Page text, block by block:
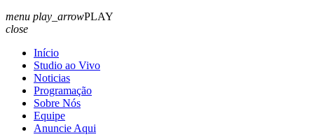
menu play_arrowPLAY
close
Início
Studio ao Vivo
Noticias
Programação
Sobre Nós
Equipe
Anuncie Aqui